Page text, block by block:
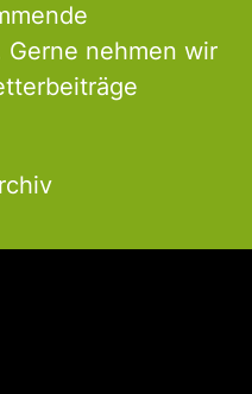
Gerne nehmen wir